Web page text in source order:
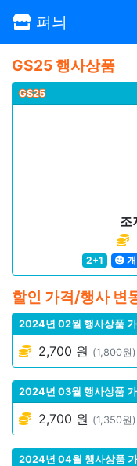
펴늬
GS25 행사상품
GS25
조
2+1
개
할인 가격/행사 변
2024년 02월 행사상품
2,700 원 (1,800원)
2024년 03월 행사상품
2,700 원 (1,350원)
2024년 04월 행사상품